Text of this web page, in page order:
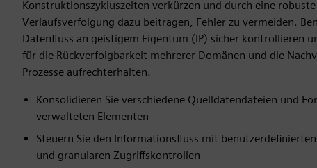
Konstruktionszykluszeiten verkürzen und durch eine
Verlaufsverfolgung dazu beitragen, Fehler zu vermeiden.
Datenfluss an geistigem Eigentum (IP) sicher kontrollieren
für die Rückverfolgbarkeit mehrerer Domänen und die
Prozesse aufrechterhalten.
Konsolidieren Sie verschiedene Quelldatendateien und
verwalteten Elementen
Steuern Sie den Informationsfluss mit
und granularen Zugriffskontrollen